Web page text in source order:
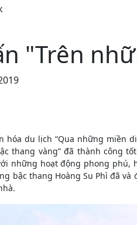
"Trên
hóa du lịch “Qua những miền
thang vàng” đã thành công
những hoạt động phong phú,
bậc thang Hoàng Su Phì đã